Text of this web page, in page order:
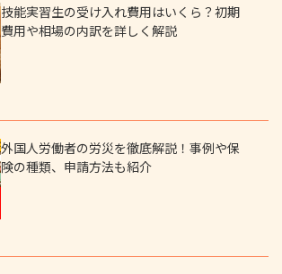
技能実習生の受け入れ費用はいくら？初期
費用や相場の内訳を詳しく解説
外国人労働者の労災を徹底解説！事例や保
険の種類、申請方法も紹介